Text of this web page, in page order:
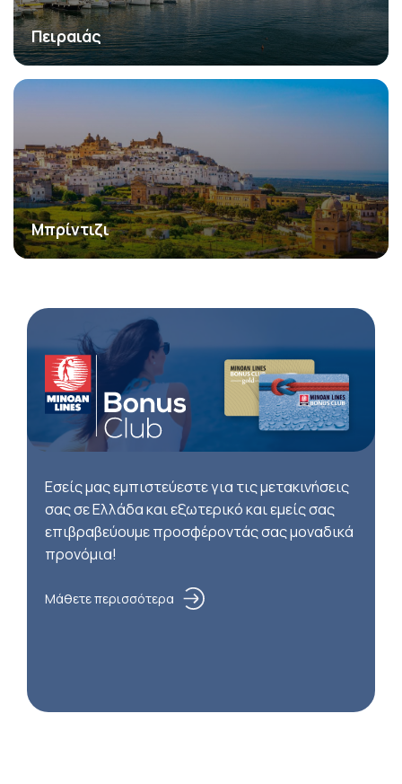
Πειραιάς
Μπρίντιζι
Εσείς μας εμπιστεύεστε για τις μετακινήσεις
σας σε Ελλάδα και εξωτερικό και εμείς σας
επιβραβεύουμε προσφέροντάς σας μοναδικά
προνόμια!
Μάθετε περισσότερα